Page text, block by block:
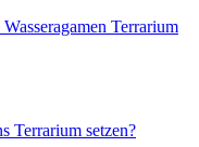
Terrarium
Terrarium setzen?